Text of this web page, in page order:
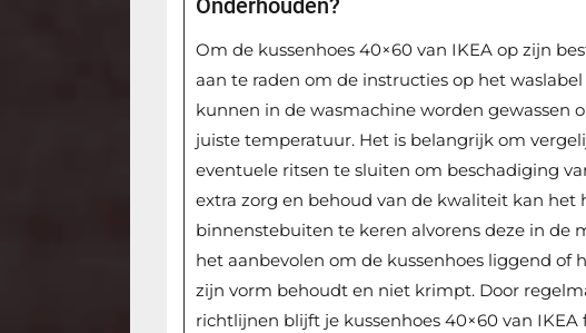
Onderhouden?
Om de kussenhoes 40×60 van IKEA op zijn
aan te raden om de instructies op het
kunnen in de wasmachine worden gewassen
juiste temperatuur. Het is belangrijk om
eventuele ritsen te sluiten om beschadiging
extra zorg en behoud van de kwaliteit kan het
binnenstebuiten te keren alvorens deze in de
het aanbevolen om de kussenhoes liggend of
zijn vorm behoudt en niet krimpt. Door
richtlijnen blijft je kussenhoes 40×60 van